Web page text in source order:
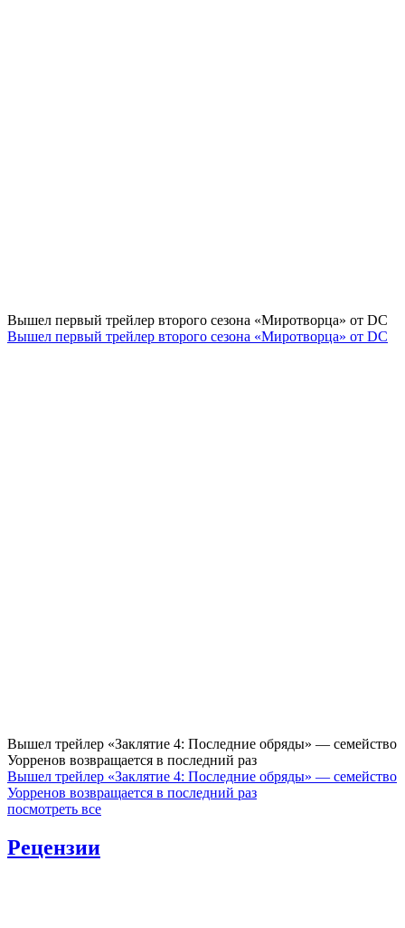
Вышел первый трейлер второго сезона «Миротворца» от DC
Вышел первый трейлер второго сезона «Миротворца» от DC
Вышел трейлер «Заклятие 4: Последние обряды» — семейство
Уорренов возвращается в последний раз
Вышел трейлер «Заклятие 4: Последние обряды» — семейство
Уорренов возвращается в последний раз
посмотреть все
Рецензии